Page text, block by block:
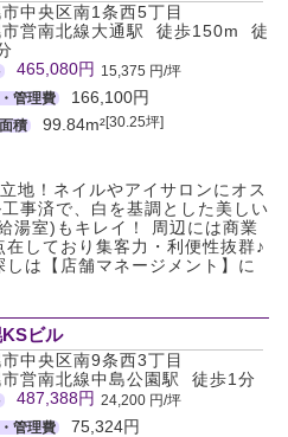
中央区南1条西5丁目
市営南北線大通駅 徒歩150m 徒
465,080円 15,375 円/坪
管理費
166,100円
積 99.84m²[30.25坪]
地！ネイルやアイサロンにオス
事済で、白を基調とした美しい
湯室)もキレイ！ 周辺には商業
しており集客力・利便性抜群♪
は【店舗マネージメント】に
ビル
中央区南9条西3丁目
営南北線中島公園駅 徒歩1分
487,388円 24,200 円/坪
管理費
75,324円